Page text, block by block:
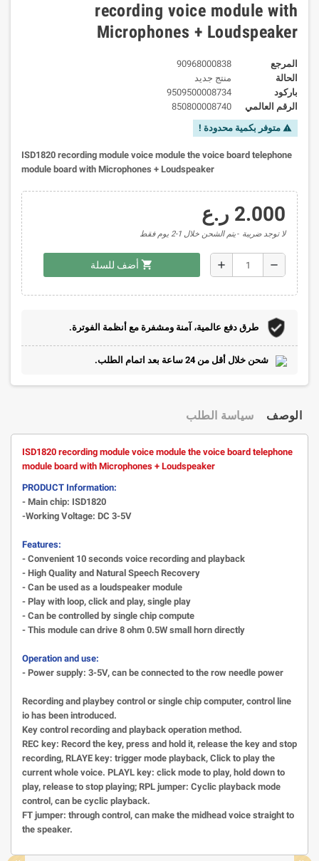
recording voice module with
Microphones + Loudspeaker
المرجع
90968000838
الحالة
منتج جديد
باركود
9509500008734
الرقم العالمي
850800008740
warning متوفر بكمية محدودة !
ISD1820 recording module voice module the voice board telephone
module board with Microphones + Loudspeaker
2.000 ر.ع
لا توجد ضريبة يتم الشحن خلال 1-2 يوم فقط
remove
add
shopping_cart أضف للسلة
طرق دفع عالمية، آمنة ومشفرة مع أنظمة الفوترة.
شحن خلال أقل من 24 ساعة بعد اتمام الطلب.
الوصف سياسة الطلب
ISD1820 recording module voice module the voice board telephone
module board with Microphones + Loudspeaker
PRODUCT Information:
- Main chip: ISD1820
-Working Voltage: DC 3-5V
Features:
- Convenient 10 seconds voice recording and playback
- High Quality and Natural Speech Recovery
- Can be used as a loudspeaker module
- Play with loop, click and play, single play
- Can be controlled by single chip compute
- This module can drive 8 ohm 0.5W small horn directly
Operation and use:
- Power supply: 3-5V, can be connected to the row needle power
Recording and playbey control or single chip computer, control line
io has been introduced.
Key control recording and playback operation method.
REC key: Record the key, press and hold it, release the key and stop
recording, RLAYE key: trigger mode playback, Click to play the
current whole voice. PLAYL key: click mode to play, hold down to
play, release to stop playing; RPL jumper: Cyclic playback mode
control, can be cyclic playback.
FT jumper: through control, can make the midhead voice straight to
the speaker.